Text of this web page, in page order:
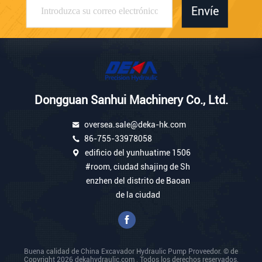
Envíe
Dongguan Sanhui Machinery Co., Ltd.
oversea.sale@deka-hk.com
86-755-33978058
edificio del yunhuatime 1506
#room, ciudad shajing de Sh
enzhen del distrito de Baoan
de la ciudad
Buena calidad de China Excavador Hydraulic Pump Proveedor. © de
Copyright 2026 dekahydraulic.com . Todos los derechos reservados.